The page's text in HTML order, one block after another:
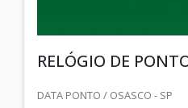
RELÓGIO DE
DATA PONTO / OSASCO - SP